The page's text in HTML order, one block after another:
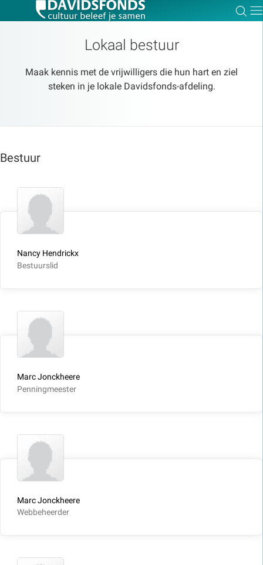
Lokaal bestuur
Maak kennis met de vrijwilligers die hun hart en ziel
steken in je lokale Davidsfonds-afdeling.
Bestuur
Nancy Hendrickx
Bestuurslid
Marc Jonckheere
Penningmeester
Marc Jonckheere
Webbeheerder
Zoeken